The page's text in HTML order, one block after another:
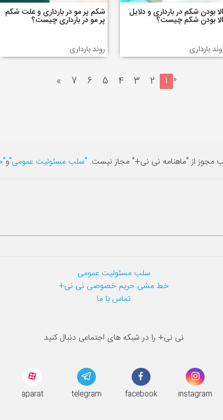
بودن شکم در بارداری و دلایل
بودن شکم چیست؟
بارداری
شکم پر مو در بارداری و علت شکم
پر مو در بارداری چیست؟
روند بارداری
«
1
2
3
4
5
6
7
»
مجوز از "ماهنامه نی نی+" مجاز نیست. "سلب مسئولیت عمومی"و
سلب مسئولیت عمومی
خط مشی حریم خصوصی نی نی+
تماس با ما
نی نی+ را در شبکه های اجتماعی دنبال کنید
aparat telegram facebook instagram